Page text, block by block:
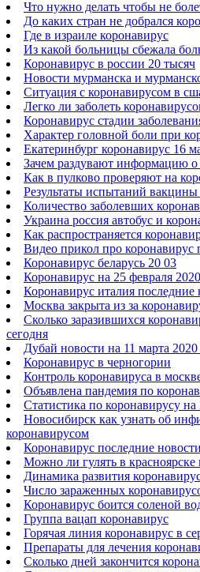
Что нужно делать чтобы не
До каких стран не добрался
Где в израиле коронавирус
Из какой больницы сбежала
Коронавирус в россии 20 тысяч
Новости мурманска и
Ситуация с коронавирусом в
Легко ли заболеть
Коронавирус стадии
Характер головной боли при
Екатеринбург коронавирус 16
Зачем раздувают информацию о
Как в пулково проверяют на
Результаты испытаний вакцины
Количество заболевших
Украина россия автобус и
Как распространяется
Видео прикол про коронавирус
Коронавирус беларусь 20 03
Коронавирус на 25 февраля
Коронавирус италия последние
Москва закрыта из за
Сколько заразившихся
сегодня
Дубай новости на 11 марта
Коронавирус в черногории
Контроль коронавируса в
Объявлена пандемия по
Статистика по коронавирусу на
Новосибирск как узнать об
коронавирусом
Коронавирус последние
Можно ли гулять в красноярске
Динамика развития
Число зараженных
Коронавирус боится соленой
Группа вацап коронавирус
Горячая линия коронавирус в
Препараты для лечения
Сколько дней закончится